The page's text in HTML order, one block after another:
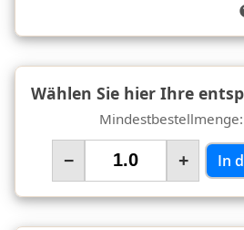
Wählen Sie hier Ihre
− + In